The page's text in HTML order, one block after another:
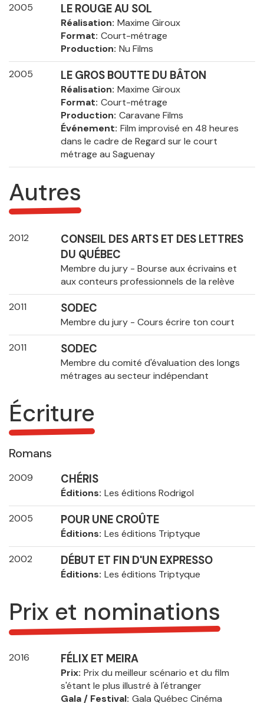
2005 LE ROUGE AU SOL
Réalisation Maxime Giroux
Format Court-métrage
Production Nu Films
2005 LE GROS BOUTTE DU BÂTON
Réalisation Maxime Giroux
Format Court-métrage
Production Caravane Films
Événement Film improvisé en 48 heures
dans le cadre de Regard sur le court
métrage au Saguenay
Autres
2012
CONSEIL DES ARTS ET DES LETTRES
DU QUÉBEC
Membre du jury - Bourse aux écrivains et
aux conteurs professionnels de la relève
2011 SODEC
Membre du jury - Cours écrire ton court
2011 SODEC
Membre du comité d'évaluation des longs
métrages au secteur indépendant
Écriture
Romans
2009 CHÉRIS
Éditions Les éditions Rodrigol
2005 POUR UNE CROÛTE
Éditions Les éditions Triptyque
2002 DÉBUT ET FIN D'UN EXPRESSO
Éditions Les éditions Triptyque
Prix et nominations
2016 FÉLIX ET MEIRA
Prix Prix du meilleur scénario et du film
s'étant le plus illustré à l'étranger
Gala / Festival Gala Québec Cinéma